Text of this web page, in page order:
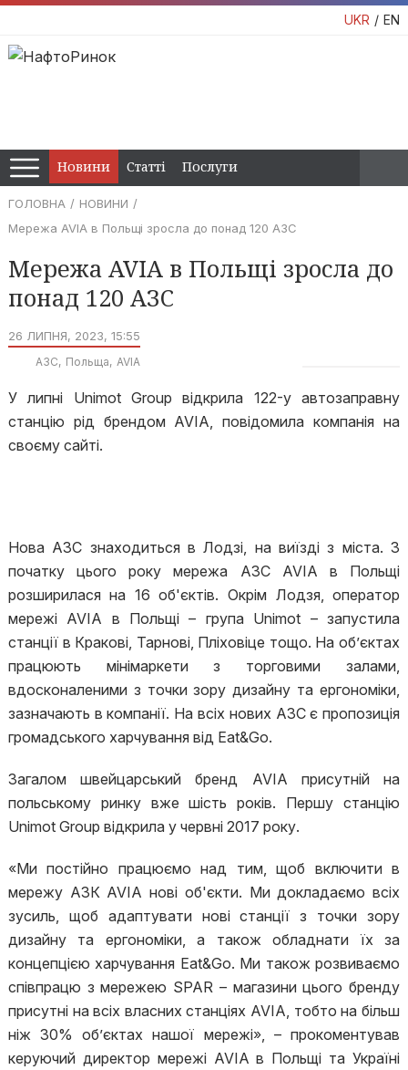
UKR EN
Новини Статті Послуги
ГОЛОВНА
НОВИНИ
Мережа AVIA в Польщі зросла до понад 120 АЗС
Мережа AVIA в Польщі зросла до
понад 120 АЗС
26 ЛИПНЯ, 2023, 15:55
АЗС Польща AVIA
У липні Unimot Group відкрила 122-у автозаправну
станцію рід брендом AVIA, повідомила компанія на
своєму сайті.
Нова АЗС знаходиться в Лодзі, на виїзді з міста. З
початку цього року мережа АЗС AVIA в Польщі
розширилася на 16 об'єктів. Окрім Лодзя, оператор
мережі AVIA в Польщі – група Unimot – запустила
станції в Кракові, Тарнові, Пліховіце тощо. На об’єктах
працюють мінімаркети з торговими залами,
вдосконаленими з точки зору дизайну та ергономіки,
зазначають в компанії. На всіх нових АЗС є пропозиція
громадського харчування від Eat&Go.
Загалом швейцарський бренд AVIA присутній на
польському ринку вже шість років. Першу станцію
Unimot Group відкрила у червні 2017 року.
«Ми постійно працюємо над тим, щоб включити в
мережу АЗК AVIA нові об'єкти. Ми докладаємо всіх
зусиль, щоб адаптувати нові станції з точки зору
дизайну та ергономіки, а також обладнати їх за
концепцією харчування Eat&Go. Ми також розвиваємо
співпрацю з мережею SPAR – магазини цього бренду
присутні на всіх власних станціях AVIA, тобто на більш
ніж 30% об’єктах нашої мережі», – прокоментував
керуючий директор мережі AVIA в Польщі та Україні